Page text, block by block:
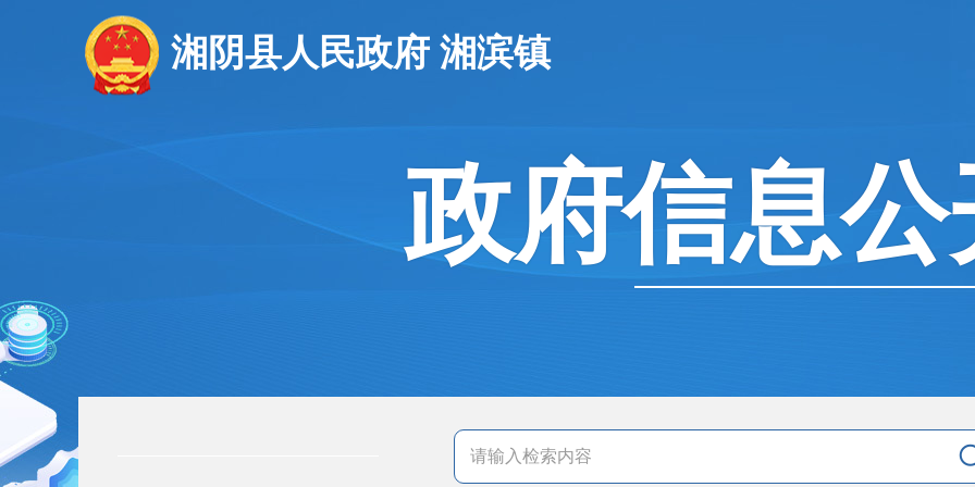
湘阴县人民政府 湘滨镇
政府信息公